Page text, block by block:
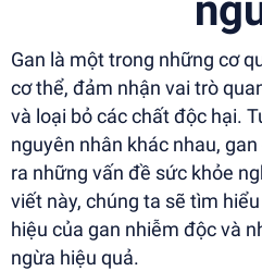
Gan là một trong những cơ
cơ thể, đảm nhận vai trò
và loại bỏ các chất độc hại.
nguyên nhân khác nhau,
ra những vấn đề sức khỏe
viết này, chúng ta sẽ tìm
hiệu của gan nhiễm độc và
ngừa hiệu quả.